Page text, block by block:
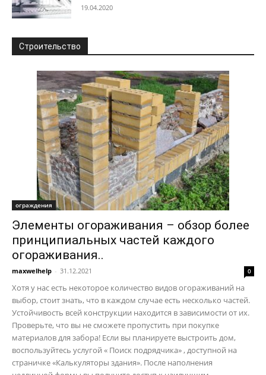
19.04.2020
Строительство
ограждения
Элементы огораживания – обзор более
принципиальных частей каждого
огораживания..
maxwelhelp - 31.12.2021 0
Хотя у нас есть некоторое количество видов огораживаний на
выбор, стоит знать, что в каждом случае есть несколько частей.
Устойчивость всей конструкции находится в зависимости от их.
Проверьте, что вы не сможете пропустить при покупке
материалов для забора! Если вы планируете выстроить дом,
воспользуйтесь услугой « Поиск подрядчика» , доступной на
страничке «Калькуляторы здания». После наполнения